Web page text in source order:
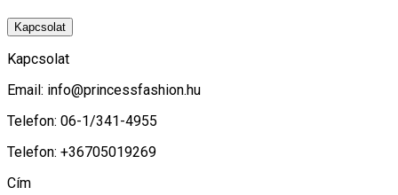
Kapcsolat
Kapcsolat
Email: info@princessfashion.hu
Telefon: 06-1/341-4955
Telefon: +36705019269
Cím